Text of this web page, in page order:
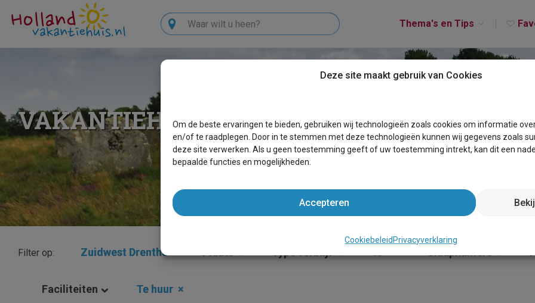
Thema's en Tips
Zoeken
VAKANTIEHUIZEN ZUIDWEST DRENTHE
Filter op: Zuidwest Drenthe
Faciliteiten Te huur ×
Deze site maakt gebruik van Cookies
Om de beste ervaringen te bieden, gebruiken wij technologieën zoals cookies om informatie
en/of te raadplegen. Door in te stemmen met deze technologieën kunnen wij gegevens zoals
deze site verwerken. Als u geen toestemming geeft of uw toestemming intrekt, kan dit een
bepaalde functies en mogelijkheden.
Accepteren
Cookiebeleid Privacyverklaring